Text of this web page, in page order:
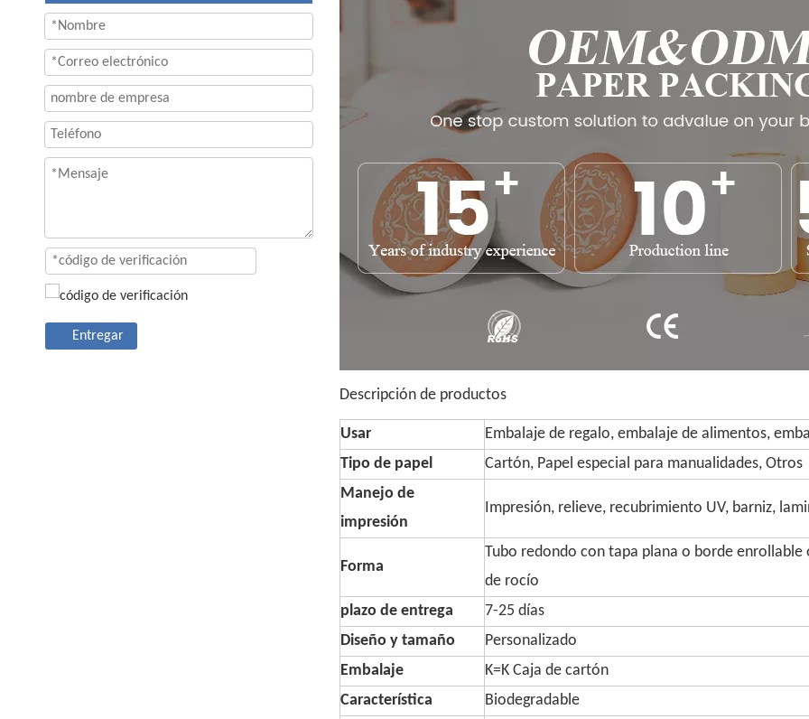
Entregar
Descripción de productos
Usar
Embalaje de regalo, embalaje de alimentos,
Tipo de papel
Cartón, Papel especial para manualidades, Otros
Manejo de
impresión
Impresión, relieve, recubrimiento UV, barniz,
Forma
Tubo redondo con tapa plana o borde
de rocío
plazo de entrega
7-25 días
Diseño y tamaño
Personalizado
Embalaje
K=K Caja de cartón
Característica
Biodegradable